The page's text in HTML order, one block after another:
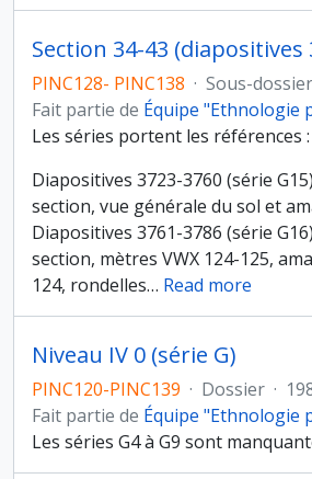
PINC128- PINC138 · Sous-dossier
Fait partie de Équipe "Ethnologie
Les séries portent les références :
Diapositives 3723-3760 (série
section, vue générale du sol et
Diapositives 3761-3786 (série
section, mètres VWX 124-125,
124, rondelles… Read more
Niveau IV 0 (série G)
PINC120-PINC139 · Dossier ·
Fait partie de Équipe "Ethnologie
Les séries G4 à G9 sont